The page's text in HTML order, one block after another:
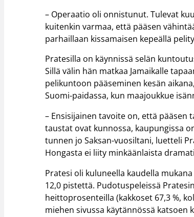
– Operaatio oli onnistunut. Tulevat
kuitenkin varmaa, että pääsen
parhaillaan kissamaisen kepeällä
Pratesilla on käynnissä selän
Sillä välin hän matkaa Jamaikalle
pelikuntoon pääseminen kesän
Suomi-paidassa, kun maajoukkue
– Ensisijainen tavoite on, että
taustat ovat kunnossa, kaupungissa
tunnen jo Saksan-vuosiltani, luetteli
Hongasta ei liity minkäänlaista
Pratesi oli kuluneella kaudella
12,0 pistettä. Pudotuspeleissä
heittoprosenteilla (kakkoset 67,3 %,
miehen sivussa käytännössä katsoen